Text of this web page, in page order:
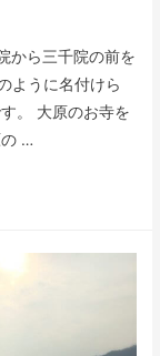
から三千院の前を
ように名付けら
。 大原のお寺を
の …